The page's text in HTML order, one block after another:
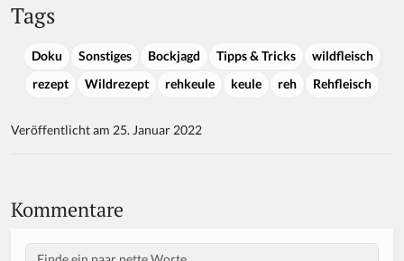
Tags
Doku Sonstiges Bockjagd Tipps & Tricks
wildfleisch
rezept
Wildrezept rehkeule keule reh Rehfleisch
Veröffentlicht am 25. Januar 2022
Kommentare
Body